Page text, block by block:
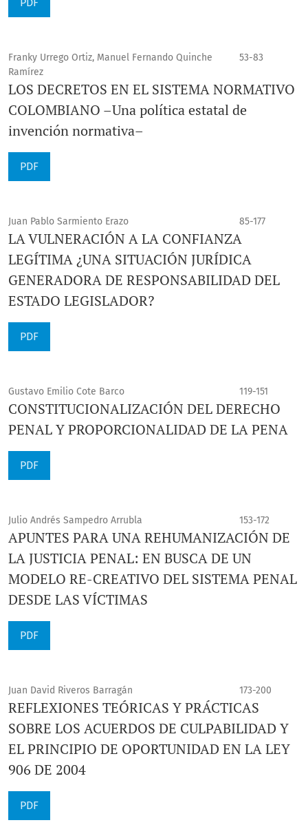
Franky Urrego Ortiz, Manuel Fernando Quinche
Ramírez
53-83
LOS DECRETOS EN EL SISTEMA NORMATIVO
COLOMBIANO –Una política estatal de
invención normativa–
PDF
Juan Pablo Sarmiento Erazo 85-177
LA VULNERACIÓN A LA CONFIANZA
LEGÍTIMA ¿UNA SITUACIÓN JURÍDICA
GENERADORA DE RESPONSABILIDAD DEL
ESTADO LEGISLADOR?
PDF
Gustavo Emilio Cote Barco 119-151
CONSTITUCIONALIZACIÓN DEL DERECHO
PENAL Y PROPORCIONALIDAD DE LA PENA
PDF
Julio Andrés Sampedro Arrubla 153-172
APUNTES PARA UNA REHUMANIZACIÓN DE
LA JUSTICIA PENAL: EN BUSCA DE UN
MODELO RE-CREATIVO DEL SISTEMA PENAL
DESDE LAS VÍCTIMAS
PDF
Juan David Riveros Barragán 173-200
REFLEXIONES TEÓRICAS Y PRÁCTICAS
SOBRE LOS ACUERDOS DE CULPABILIDAD Y
EL PRINCIPIO DE OPORTUNIDAD EN LA LEY
906 DE 2004
PDF